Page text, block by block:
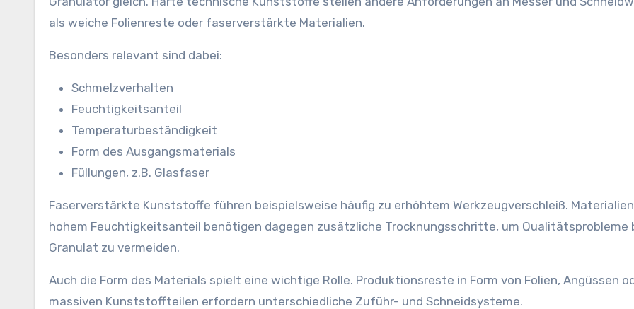
als weiche Folienreste oder faserverstärkte Materialien.
Besonders relevant sind dabei:
Schmelzverhalten
Feuchtigkeitsanteil
Temperaturbeständigkeit
Form des Ausgangsmaterials
Füllungen, z.B. Glasfaser
Faserverstärkte Kunststoffe führen beispielsweise häufig zu erhöhtem Werkzeugverschleiß.
hohem Feuchtigkeitsanteil benötigen dagegen zusätzliche Trocknungsschritte, um Qualitätsprobleme
Granulat zu vermeiden.
Auch die Form des Materials spielt eine wichtige Rolle. Produktionsreste in Form von Folien, Angüssen
massiven Kunststoffteilen erfordern unterschiedliche Zuführ- und Schneidsysteme.